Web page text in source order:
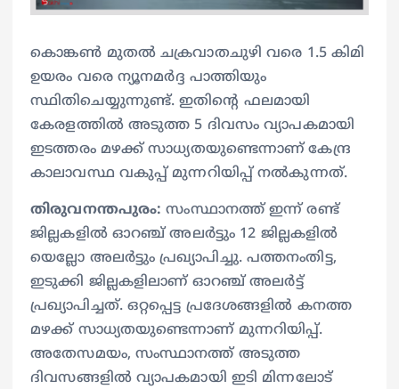
കൊങ്കൺ മുതൽ ചക്രവാതചുഴി വരെ 1.5 കിമി
ഉയരം വരെ ന്യൂനമർദ്ദ പാത്തിയും
സ്ഥിതിചെയ്യുന്നുണ്ട്. ഇതിന്റെ ഫലമായി
കേരളത്തിൽ അടുത്ത 5 ദിവസം വ്യാപകമായി
ഇടത്തരം മഴക്ക് സാധ്യതയുണ്ടെന്നാണ് കേന്ദ്ര
കാലാവസ്ഥ വകുപ്പ് മുന്നറിയിപ്പ് നൽകുന്നത്.
തിരുവനന്തപുരം:സംസ്ഥാനത്ത് ഇന്ന് രണ്ട്
ജില്ലകളിൽ ഓറഞ്ച് അലർട്ടും 12 ജില്ലകളിൽ
യെല്ലോ അലർട്ടും പ്രഖ്യാപിച്ചു. പത്തനംതിട്ട,
ഇടുക്കി ജില്ലകളിലാണ് ഓറഞ്ച് അലർട്ട്
പ്രഖ്യാപിച്ചത്. ഒറ്റപ്പെട്ട പ്രദേശങ്ങളിൽ കനത്ത
മഴക്ക് സാധ്യതയുണ്ടെന്നാണ് മുന്നറിയിപ്പ്.
അതേസമയം, സംസ്ഥാനത്ത് അടുത്ത
ദിവസങ്ങളിൽ വ്യാപകമായി ഇടി മിന്നലോട്